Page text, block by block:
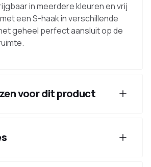
in meerdere kleuren en vrij
een S-haak in verschillende
geheel perfect aansluit op de
voor dit product